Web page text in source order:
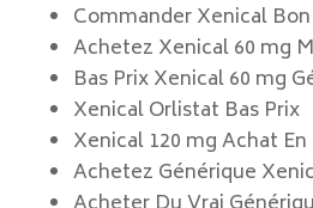
Commander Xenical
Achetez Xenical 60 mg
Bas Prix Xenical 60 mg
Xenical Orlistat Bas Prix
Xenical 120 mg Achat
Achetez Générique